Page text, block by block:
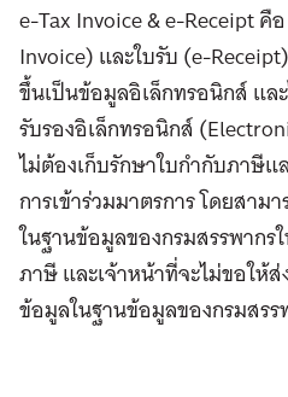
e-Tax Invoice & e-Receipt คื
Invoice) และใบรับ (e-
ขึ้นเป็นข้อมูลอิเล็กทรอนิกส์ แล
รับรองอิเล็กทรอนิกส์
ไม่ต้องเก็บรักษาใบกำกับภาษีแ
การเข้าร่วมมาตรการ โดยสาม
ในฐานข้อมูลของกรมสรรพาก
ภาษี และเจ้าหน้าที่จะไม่ขอให้
ข้อมูลในฐานข้อมูลของกรมสรร